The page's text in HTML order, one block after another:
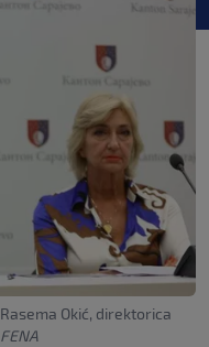
Okić, direktorica
FENA